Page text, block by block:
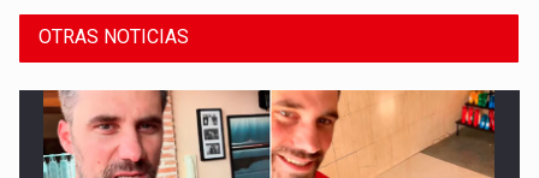
OTRAS NOTICIAS